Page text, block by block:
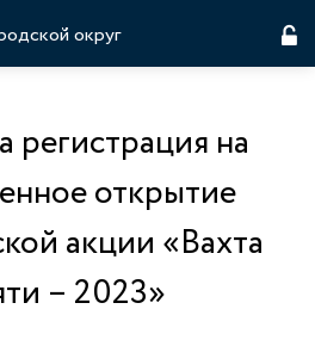
округ
регистрация на
открытие
акции «Вахта
– 2023»